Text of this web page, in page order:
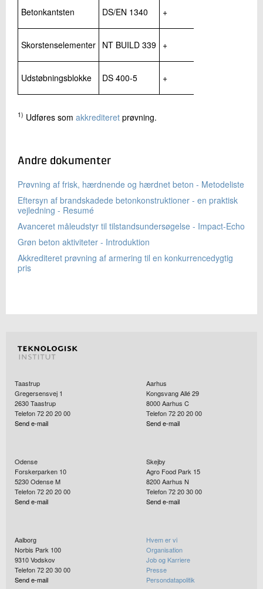
Betonkantsten DS/EN 1340 +
Skorstenselementer NT BUILD 339 +
Udstøbningsblokke DS 400-5 +
1) Udføres som akkrediteret prøvning.
Andre dokumenter
Prøvning af frisk, hærdnende og hærdnet beton - Metodeliste
Eftersyn af brandskadede betonkonstruktioner - en praktisk
vejledning - Resumé
Avanceret måleudstyr til tilstandsundersøgelse - Impact-Echo
Grøn beton aktiviteter - Introduktion
Akkrediteret prøvning af armering til en konkurrencedygtig
pris
Taastrup
Gregersensvej 1
2630Taastrup
Telefon 72 20 20 00
Send e-mail
Aarhus
Kongsvang Allé 29
8000Aarhus C
Telefon 72 20 20 00
Send e-mail
Odense
Forskerparken 10
5230Odense M
Telefon 72 20 20 00
Send e-mail
Skejby
Agro Food Park 15
8200Aarhus N
Telefon 72 20 30 00
Send e-mail
Aalborg
Norbis Park 100
9310Vodskov
Telefon 72 20 30 00
Send e-mail
Hvem er vi
Organisation
Job og Karriere
Presse
Persondatapolitik